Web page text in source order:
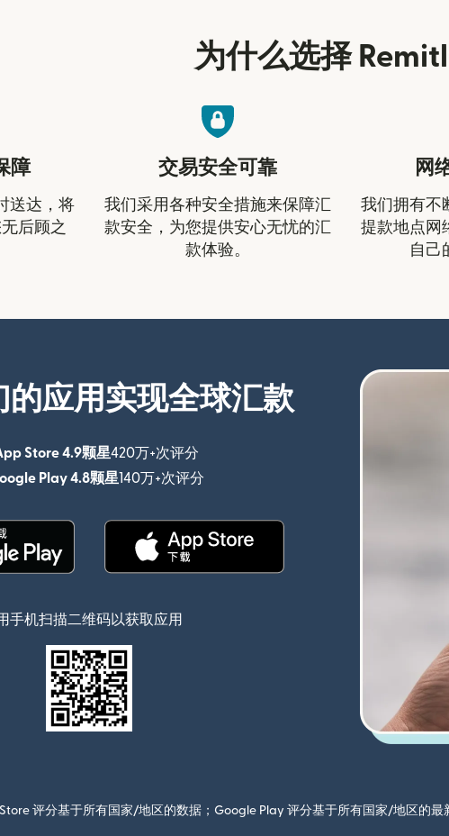
为什么选择
障
送达，将
后顾之
交易安全可靠
我们采用各种安全措施来保障汇
款安全，为您提供安心无忧的汇
款体验。
网
我们拥有不
提款地点网
自己
的应用实现全球汇款
Store 4.9颗星420万+次评分
Play 4.8颗星140万+次评分
手机扫描二维码以获取应用
评分基于所有国家/地区的数据；Google Play 评分基于所有国家/地区的最